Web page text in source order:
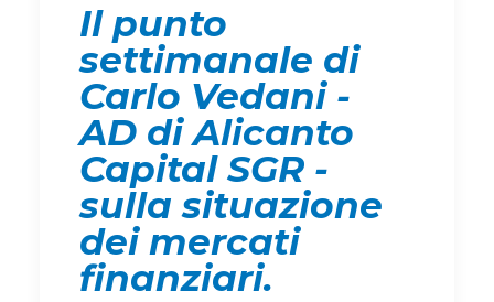
Il punto
settimanale di
Carlo Vedani -
AD di Alicanto
Capital SGR -
sulla situazione
dei mercati
finanziari.